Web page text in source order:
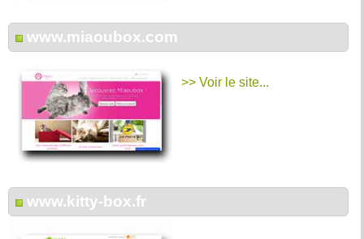
www.miaoubox.com
>> Voir le site...
www.kitty-box.fr